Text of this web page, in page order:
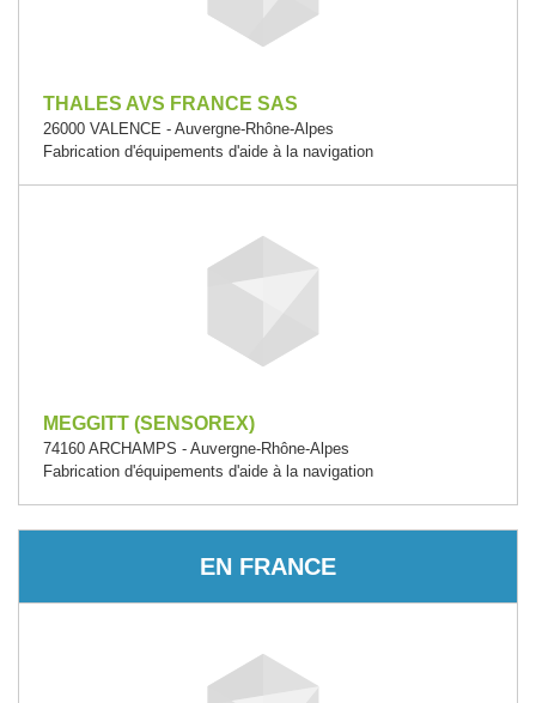
THALES AVS FRANCE SAS
26000 VALENCE - Auvergne-Rhône-Alpes
Fabrication d'équipements d'aide à la navigation
MEGGITT (SENSOREX)
74160 ARCHAMPS - Auvergne-Rhône-Alpes
Fabrication d'équipements d'aide à la navigation
EN FRANCE